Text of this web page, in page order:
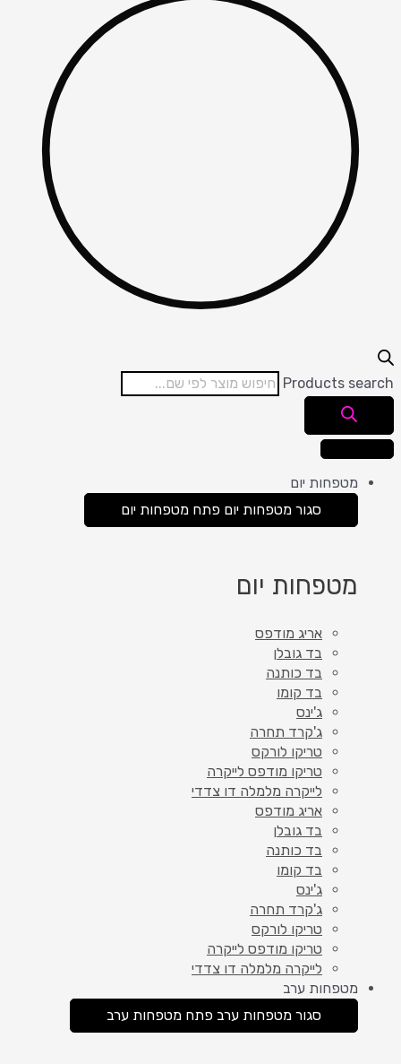
Products search
מטפחות יום
סגור מטפחות יום פתח מטפחות יום
מטפחות יום
אריג מודפס
בד גובלן
בד כותנה
בד קומו
ג'ינס
ג'קרד תחרה
טריקו לורקס
טריקו מודפס לייקרה
לייקרה מלמלה דו צדדי
אריג מודפס
בד גובלן
בד כותנה
בד קומו
ג'ינס
ג'קרד תחרה
טריקו לורקס
טריקו מודפס לייקרה
לייקרה מלמלה דו צדדי
מטפחות ערב
סגור מטפחות ערב פתח מטפחות ערב